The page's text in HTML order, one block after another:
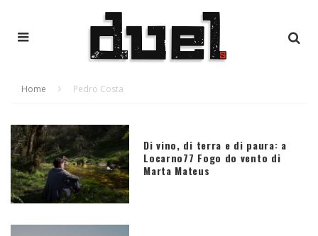
Home Pedro Costa
Di vino, di terra e di paura: a
Locarno77 Fogo do vento di
Marta Mateus